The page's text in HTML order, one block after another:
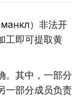
）非法开
工即可提取黄
。其中，一部分
一部分成员负责